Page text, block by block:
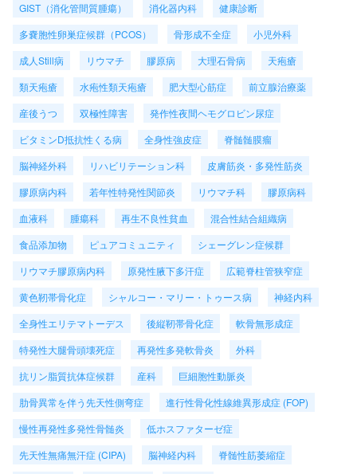
GIST（消化管間質腫瘍）
消化器内科
健康診断
多嚢胞性卵巣症候群（PCOS）
骨形成不全症
小児外科
成人Still病
リウマチ 膠原病 大理石骨病
天疱瘡
類天疱瘡
水疱性類天疱瘡 肥大型心筋症
前立腺治療薬
産後うつ
双極性障害
発作性夜間ヘモグロビン尿症
ビタミンD抵抗性くる病
全身性強皮症
脊髄髄膜瘤
脳神経外科
リハビリテーション科
皮膚筋炎・多発性筋炎
膠原病内科
若年性特発性関節炎 リウマチ科
膠原病科
血液科
腫瘍科 再生不良性貧血
混合性結合組織病
食品添加物
ピュアコミュニティ
シェーグレン症候群
リウマチ膠原病内科
原発性腋下多汗症
広範脊柱管狭窄症
黄色靭帯骨化症
シャルコー・マリー・トゥース病
神経内科
全身性エリテマトーデス
後縦靭帯骨化症
軟骨無形成症
特発性大腿骨頭壊死症
再発性多発軟骨炎
外科
抗リン脂質抗体症候群
産科
巨細胞性動脈炎
肋骨異常を伴う先天性側弯症
進行性骨化性線維異形成症 (FOP)
慢性再発性多発性骨髄炎
低ホスファターゼ症
先天性無痛無汗症 (CIPA)
脳神経内科
脊髄性筋萎縮症